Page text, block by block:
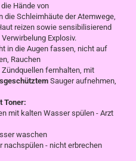
Hände von
die Schleimhäute der Atemwege,
reizen sowie sensibilisierend
Explosiv.
in die Augen fassen, nicht auf
Rauchen
fernhalten, mit
Sauger aufnehmen,
Toner:
mit kalten Wasser spülen - Arzt
waschen
nachspülen - nicht erbrechen